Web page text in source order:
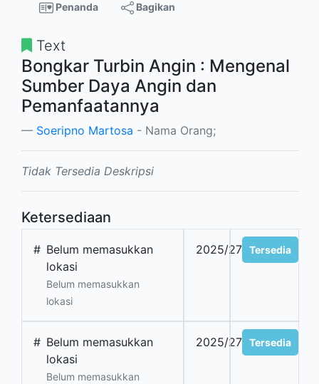
Penanda Bagikan
Text
Bongkar Turbin Angin : Mengenal
Sumber Daya Angin dan
Pemanfaatannya
Soeripno Martosa - Nama Orang;
Tidak Tersedia Deskripsi
Ketersediaan
# Belum memasukkan
lokasi
Belum memasukkan
lokasi
2025/2744Tersedia
# Belum memasukkan
lokasi
Belum memasukkan
2025/2745Tersedia